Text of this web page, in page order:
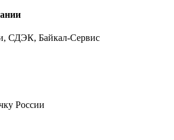
СДЭК, Байкал-Сервис
России